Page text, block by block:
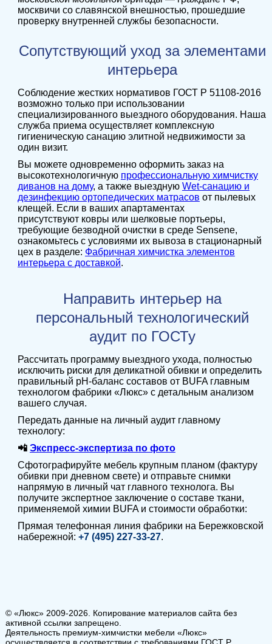
москвичи со славянской внешностью, прошедшие
проверку внутренней службы безопасности.
Сопутствующий уход за элементами
интерьера
Соблюдение жестких нормативов ГОСТ Р 51108-2016
возможно только при использовании
специализированного выездного оборудования. Наша
служба приема осуществляет комплексную
гигиеническую санацию элитной недвижимости за
один визит.
Вы можете одновременно оформить заказ на
высокотехнологичную профессиональную химчистку
диванов на дому, а также выездную Wet-санацию и
дезинфекцию ортопедических матрасов от пылевых
клещей. Если в ваших апартаментах
присутствуют ковры или шелковые портьеры,
требующие безводной очистки в среде Sensene,
ознакомьтесь с условиями их вывоза в стационарный
цех в разделе: Фабричная химчистка элементов
интерьера с доставкой.
Направить интерьер на
персональный технологический
аудит по ГОСТу
Рассчитать программу выездного ухода, полностью
исключить риски для деликатной обивки и определить
правильный pH-баланс составов от BUFA главным
технологом фабрики «Люкс» с детальным анализом
вашего случая.
Передать данные на личный аудит главному
технологу:
📲 Экспресс-экспертиза по фото
Сфотографируйте мебель крупным планом (фактуру
обивки при дневном свете) и отправьте снимки
напрямую в личный чат главного технолога. Вы
получите экспертное заключение о составе ткани,
применяемой химии BUFA и стоимости обработки:
Прямая телефонная линия фабрики на Бережковской
набережной: +7 (495) 227-33-27.
© «Люкс» 2009-2026. Копирование материалов сайта без
активной ссылки запрещено.
Деятельность премиум-химчистки мебели «Люкс»